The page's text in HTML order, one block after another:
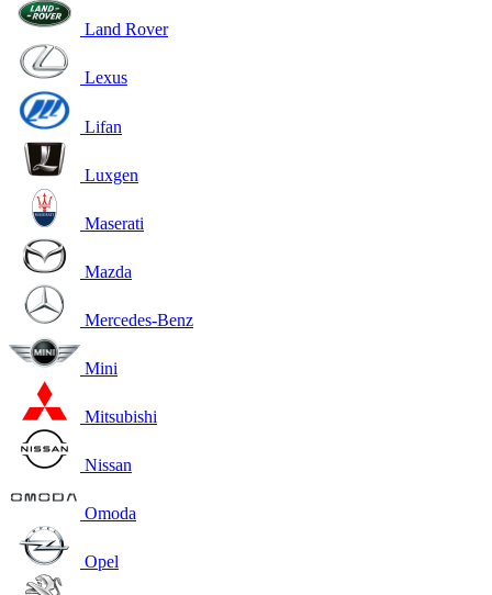
Land Rover
Lexus
Lifan
Luxgen
Maserati
Mazda
Mercedes-Benz
Mini
Mitsubishi
Nissan
Omoda
Opel